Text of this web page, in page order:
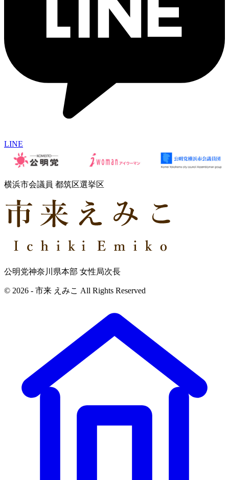
LINE
横浜市会議員 都筑区選挙区
公明党神奈川県本部 女性局次長
© 2026 - 市来 えみこ All Rights Reserved